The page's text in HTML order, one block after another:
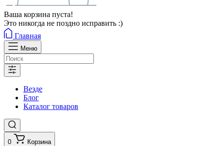
Ваша корзина пуста!
Это никогда не поздно исправить :)
Главная
Меню
Везде
Блог
Каталог товаров
0 Корзина